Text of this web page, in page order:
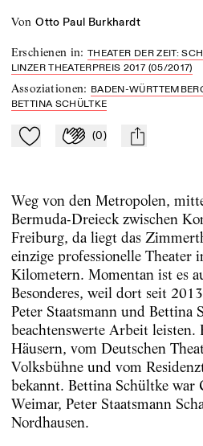
von Otto Paul Burkhardt
Erschienen in:THEATER DER ZEIT:
LINZER THEATERPREIS 2017 (05/2017)
Assoziationen: BADEN-
BETTINA SCHÜLTKE
Zu Mein-TdZ hinzufügen
Applaudieren
(0) mail
Weg von den Metropolen,
Bermuda-Dreieck zwischen
Freiburg, da liegt das
einzige professionelle Theater
Kilometern. Momentan ist es
Besonderes, weil dort seit
Peter Staatsmann und Bettina
beachtenswerte Arbeit leisten.
Häusern, vom Deutschen
Volksbühne und vom
bekannt. Bettina Schültke war
Weimar, Peter Staatsmann
Nordhausen.